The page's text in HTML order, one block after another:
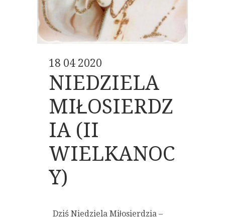
18 04 2020
NIEDZIELA
MIŁOSIERDZ
IA (II
WIELKANOC
Y)
Dziś Niedziela Miłosierdzia –